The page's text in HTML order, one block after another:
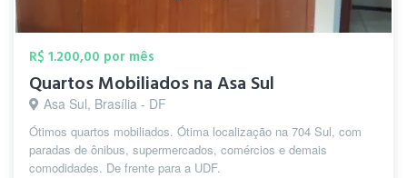
R$ 1.200,00 por mês
Quartos Mobiliados na Asa Sul
Asa Sul, Brasília - DF
Ótimos quartos mobiliados. Ótima localização na 704 Sul, com
paradas de ônibus, supermercados, comércios e demais
comodidades. De frente para a UDF.